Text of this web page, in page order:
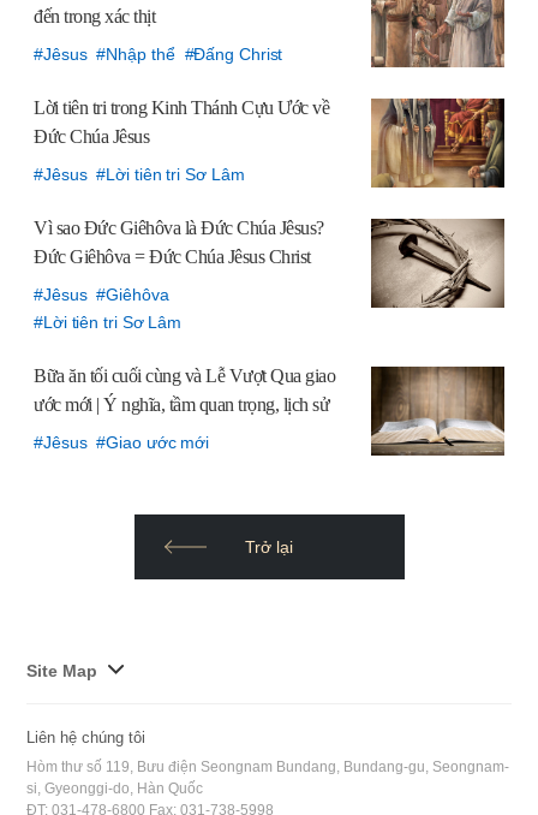
đến trong xác thịt
Jêsus Nhập thể Đấng Christ
Lời tiên tri trong Kinh Thánh Cựu Ước về
Đức Chúa Jêsus
Jêsus Lời tiên tri Sơ Lâm
Vì sao Đức Giêhôva là Đức Chúa Jêsus?
Đức Giêhôva = Đức Chúa Jêsus Christ
Jêsus
Giêhôva
Lời tiên tri Sơ Lâm
Bữa ăn tối cuối cùng và Lễ Vượt Qua giao
ước mới | Ý nghĩa, tầm quan trọng, lịch sử
Jêsus Giao ước mới
Trở lại
Site Map
사
전
Liên hệ chúng tôi
Hòm thư số 119, Bưu điện Seongnam Bundang, Bundang-gu, Seongnam-
si, Gyeonggi-do, Hàn Quốc
ĐT: 031-478-6800 Fax: 031-738-5998